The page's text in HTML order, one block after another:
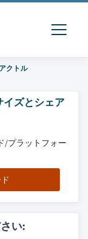
クトル
イズとシェア
/プラットフォー
い: